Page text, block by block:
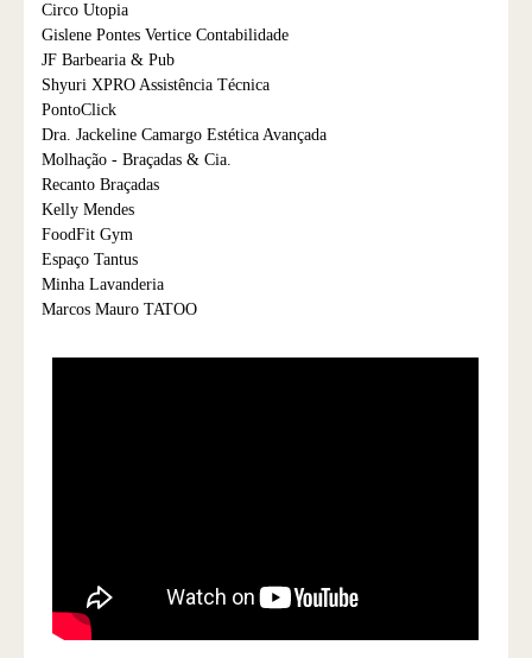
Circo Utopia
Gislene Pontes Vertice Contabilidade
JF Barbearia & Pub
Shyuri XPRO Assistência Técnica
PontoClick
Dra. Jackeline Camargo Estética Avançada
Molhação - Braçadas & Cia.
Recanto Braçadas
Kelly Mendes
FoodFit Gym
Espaço Tantus
Minha Lavanderia
Marcos Mauro TATOO